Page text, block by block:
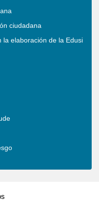
ciudadana
la elaboración de la Edusi